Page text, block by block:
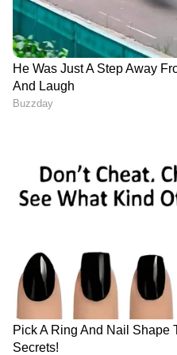
RECOMMENDED STORIES